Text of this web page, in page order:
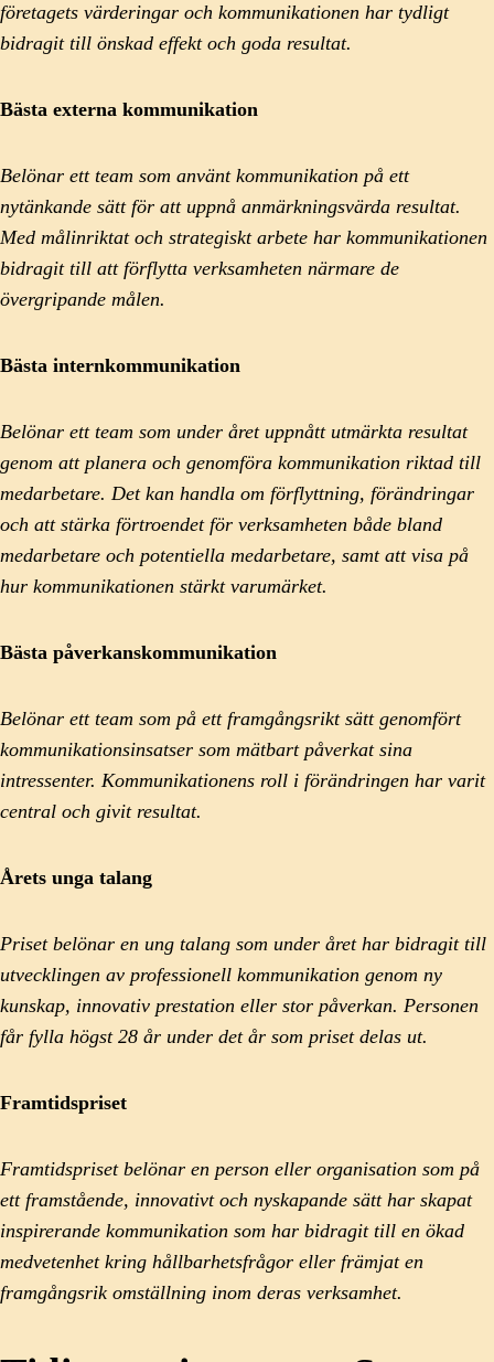
företagets värderingar och kommunikationen har tydligt
bidragit till önskad effekt och goda resultat.
Bästa externa kommunikation
Belönar ett team som använt kommunikation på ett
nytänkande sätt för att uppnå anmärkningsvärda resultat.
Med målinriktat och strategiskt arbete har kommunikationen
bidragit till att förflytta verksamheten närmare de
övergripande målen.
Bästa internkommunikation
Belönar ett team som under året uppnått utmärkta resultat
genom att planera och genomföra kommunikation riktad till
medarbetare. Det kan handla om förflyttning, förändringar
och att stärka förtroendet för verksamheten både bland
medarbetare och potentiella medarbetare, samt att visa på
hur kommunikationen stärkt varumärket.
Bästa påverkanskommunikation
Belönar ett team som på ett framgångsrikt sätt genomfört
kommunikationsinsatser som mätbart påverkat sina
intressenter. Kommunikationens roll i förändringen har varit
central och givit resultat.
Årets unga talang
Priset belönar en ung talang som under året har bidragit till
utvecklingen av professionell kommunikation genom ny
kunskap, innovativ prestation eller stor påverkan. Personen
får fylla högst 28 år under det år som priset delas ut.
Framtidspriset
Framtidspriset belönar en person eller organisation som på
ett framstående, innovativt och nyskapande sätt har skapat
inspirerande kommunikation som har bidragit till en ökad
medvetenhet kring hållbarhetsfrågor eller främjat en
framgångsrik omställning inom deras verksamhet.